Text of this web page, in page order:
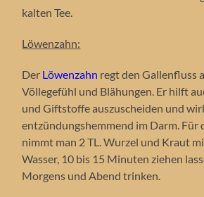
kalten Tee.
Löwenzahn:
Der Löwenzahn regt den Gallenfluss
Völlegefühl und Blähungen. Er hilft
und Giftstoffe auszuscheiden und
entzündungshemmend im Darm. Für
nimmt man 2 TL. Wurzel und Kraut
Wasser, 10 bis 15 Minuten ziehen
Morgens und Abend trinken.